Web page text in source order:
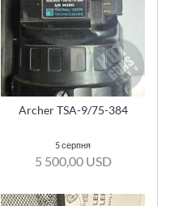
Archer TSA-9/75-384
5 серпня
5 500,00 USD